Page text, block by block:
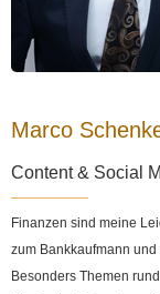
Marco
Content & Social
Finanzen sind meine
zum Bankkaufmann
Besonders Themen